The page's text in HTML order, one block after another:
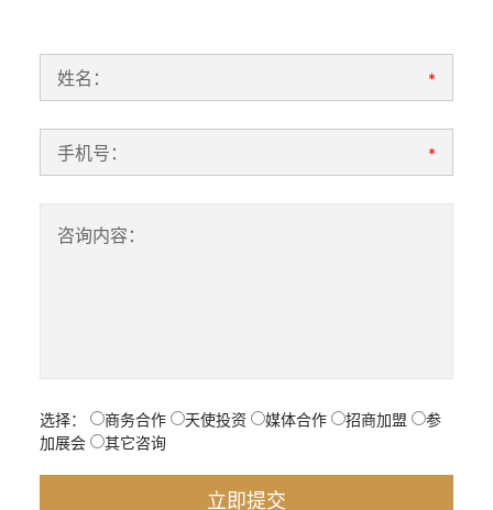
姓名： *
手机号： *
咨询内容：
选择： 商务合作 天使投资 媒体合作 招商加盟
参
加展会
其它咨询